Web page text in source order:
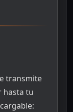
transmite
hasta tu